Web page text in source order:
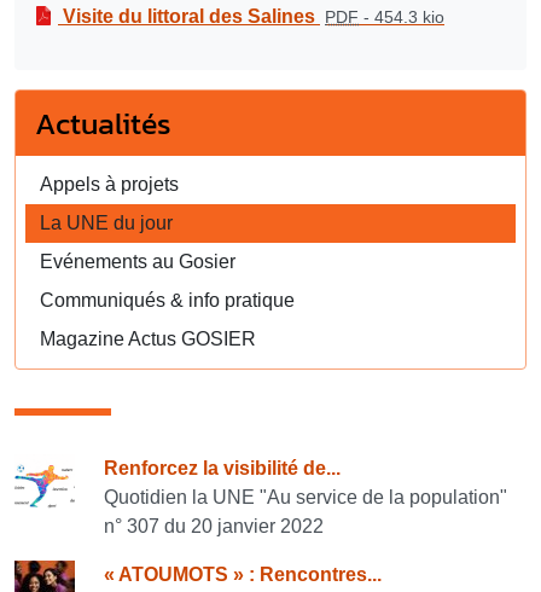
Visite du littoral des Salines PDF - 454.3 kio
Actualités
Appels à projets
La UNE du jour
Evénements au Gosier
Communiqués & info pratique
Magazine Actus GOSIER
Consulter également
Renforcez la visibilité de...
Quotidien la UNE "Au service de la population"
n° 307 du 20 janvier 2022
« ATOUMOTS » : Rencontres...